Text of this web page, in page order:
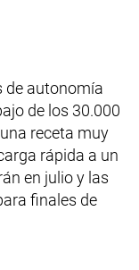
de autonomía
de los 30.000
receta muy
rápida a un
en julio y las
finales de